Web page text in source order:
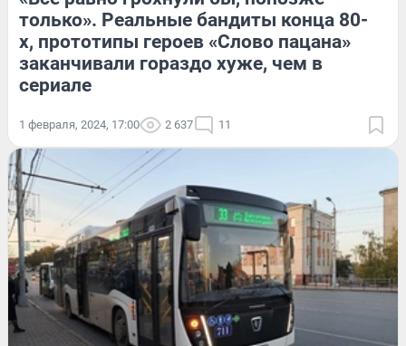
только». Реальные бандиты конца 80-
х, прототипы героев «Слово пацана»
заканчивали гораздо хуже, чем в
сериале
1 февраля, 2024, 17:00 2 637 11